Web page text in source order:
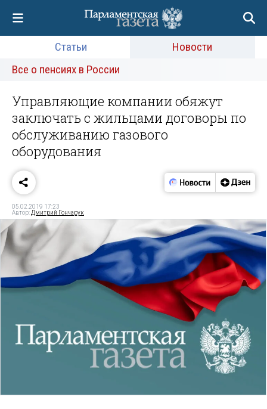
Статьи
Новости
Все о пенсиях в России
Управляющие компании обяжут
заключать с жильцами договоры по
обслуживанию газового
оборудования
05.02.2019 17:23
Автор: Дмитрий Гончарук